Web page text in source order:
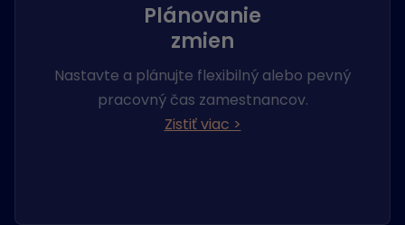
Plánovanie
zmien
Nastavte a plánujte flexibilný alebo pevný
pracovný čas zamestnancov.
Zistiť viac >